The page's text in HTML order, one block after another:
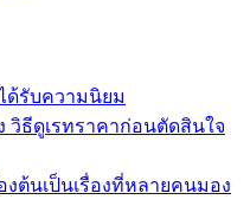
ด้รับความนิยม
วิธีดูเรทราคาก่อนตัดสินใจ
งต้นเป็นเรื่องที่หลายคนมอง